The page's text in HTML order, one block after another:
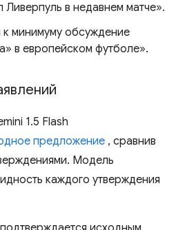
в недавнем матче».
минимуму обсуждение
в европейском футболе».
1.5 Flash
предложение , сравнив
Модель
каждого утверждения